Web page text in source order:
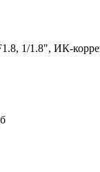
1/1.8", ИК-